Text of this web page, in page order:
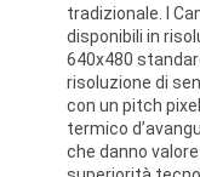
tradizionale. I
disponibili in
640x480
risoluzione di
con un pitch
termico
che danno